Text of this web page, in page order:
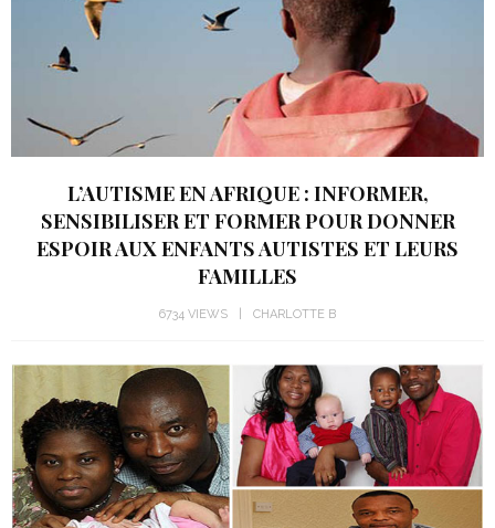
L’AUTISME EN AFRIQUE : INFORMER,
SENSIBILISER ET FORMER POUR DONNER
ESPOIR AUX ENFANTS AUTISTES ET LEURS
FAMILLES
6734 VIEWS CHARLOTTE B